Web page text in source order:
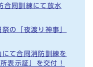
合同訓練にて放水
の「夜渡り神事」
て合同消防訓練を
表示証」を交付！